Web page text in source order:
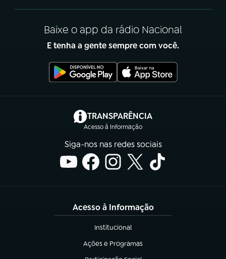
Baixe o app da rádio Nacional
E tenha a gente sempre com você.
TRANSPARÊNCIA
Acesso à Informação
(abre em nova aba)
Siga-nos nas redes sociais
Acesso à Informação
Institucional
(abre em nova aba)
Ações e Programas
(abre em nova aba)